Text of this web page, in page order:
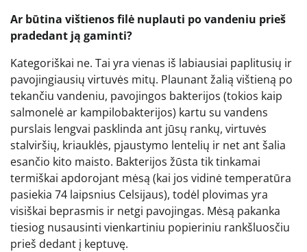
Ar būtina vištienos filė nuplauti po vandeniu prieš
pradedant ją gaminti?
Kategoriškai ne. Tai yra vienas iš labiausiai paplitusių ir
pavojingiausių virtuvės mitų. Plaunant žalią vištieną po
tekančiu vandeniu, pavojingos bakterijos (tokios kaip
salmonelė ar kampilobakterijos) kartu su vandens
purslais lengvai pasklinda ant jūsų rankų, virtuvės
stalviršių, kriauklės, pjaustymo lentelių ir net ant šalia
esančio kito maisto. Bakterijos žūsta tik tinkamai
termiškai apdorojant mėsą (kai jos vidinė temperatūra
pasiekia 74 laipsnius Celsijaus), todėl plovimas yra
visiškai beprasmis ir netgi pavojingas. Mėsą pakanka
tiesiog nusausinti vienkartiniu popieriniu rankšluosčiu
prieš dedant į keptuvę.